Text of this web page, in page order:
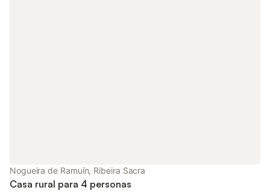
Nogueira de Ramuín, Ribeira Sacra
Casa rural para 4 personas